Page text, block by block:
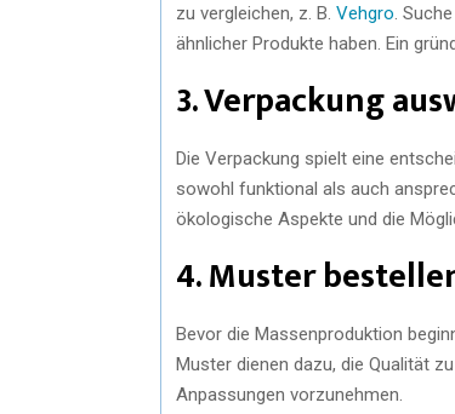
zu vergleichen, z. B. Vehgro .
ähnlicher Produkte haben. Ein
3. Verpackung
Die Verpackung spielt eine
sowohl funktional als auch
ökologische Aspekte und die
4. Muster
Bevor die Massenproduktion
Muster dienen dazu, die Qualität
Anpassungen vorzunehmen.